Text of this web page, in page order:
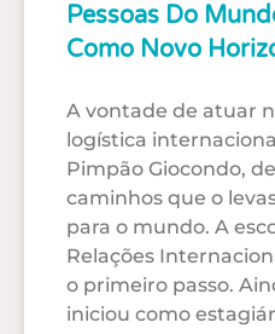
Pessoas Do
Como Novo
A vontade de atuar
logística
Pimpão Giocondo,
caminhos que o
para o mundo. A
Relações
o primeiro passo.
iniciou como